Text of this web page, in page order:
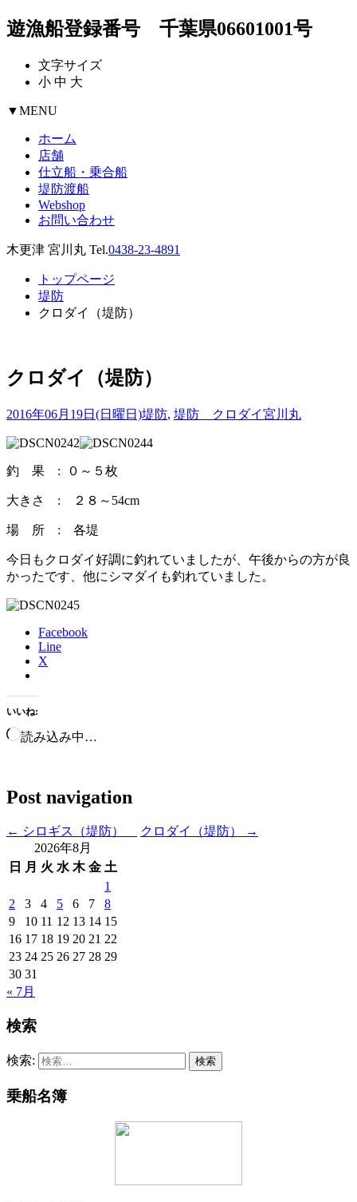
遊漁船登録番号 千葉県06601001号
文字サイズ
小 中 大
▼MENU
ホーム
店舗
仕立船・乗合船
堤防渡船
Webshop
お問い合わせ
木更津 宮川丸 Tel.0438-23-4891
トップページ
堤防
クロダイ（堤防）
クロダイ（堤防）
2016年06月19日(日曜日)堤防, 堤防 クロダイ宮川丸
釣 果 : ０～５枚
大きさ : ２８～54cm
場 所 : 各堤
今日もクロダイ好調に釣れていましたが、午後からの方が良
かったです、他にシマダイも釣れていました。
Facebook
Line
X
いいね:
読み込み中…
Post navigation
← シロギス（堤防） クロダイ（堤防）
→
2026年8月
日 月 火 水 木 金 土
1
2
3 4 5 6 7
8
9
10 11 12 13 14 15
16 17 18 19 20 21 22
23 24 25 26 27 28 29
30 31
« 7月
検索
検索:
乗船名簿